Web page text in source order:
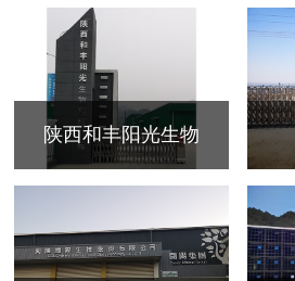
陕西和丰阳光生物